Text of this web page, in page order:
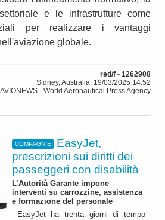
e le infrastrutture come
per realizzare i vantaggi
globale.
red/f - 1262908
Sidney, Australia, 19/03/2025 14:52
AVIONEWS - World Aeronautical Press Agency
COMPAGNIE
EasyJet,
prescrizioni sui diritti dei
passeggeri con disabilità
L’Autorità Garante impone
interventi su carrozzine, assistenza
e formazione del personale
EasyJet ha trenta giorni di tempo